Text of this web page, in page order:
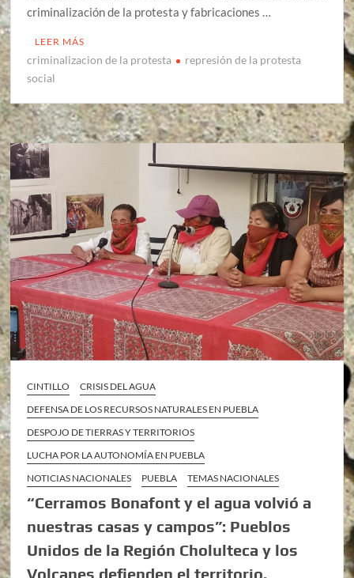
criminalización de la protesta y fabricaciones …
LEER MÁS
criminalizacion de la protesta
represión de la protesta
social
CINTILLO
CRISIS DEL AGUA
DEFENSA DE LOS RECURSOS NATURALES EN PUEBLA
DESPOJO DE TIERRAS Y TERRITORIOS
LUCHA POR LA AUTONOMÍA EN PUEBLA
NOTICIAS NACIONALES
PUEBLA TEMAS NACIONALES
“Cerramos Bonafont y el agua volvió a
nuestras casas y campos”: Pueblos
Unidos de la Región Cholulteca y los
Volcanes defienden el territorio.